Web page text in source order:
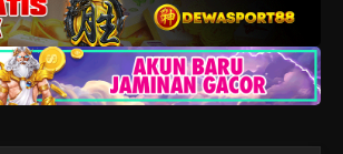
Digimon Beatbreak Episode 25
Eps 25 - April 4, 2026
Digimon Beatbreak Episode 24